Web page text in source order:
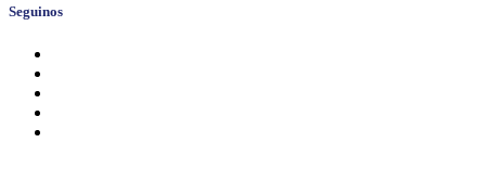
Seguinos